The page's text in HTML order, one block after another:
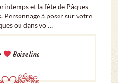
et la fête de Pâques
Personnage à poser sur votre
ou dans vo …
Boiseline